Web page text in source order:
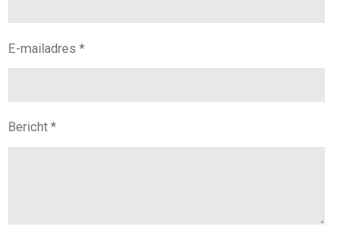
E-mailadres *
Bericht *